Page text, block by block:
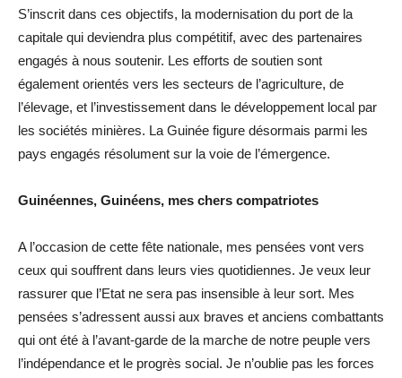
S’inscrit dans ces objectifs, la modernisation du port de la
capitale qui deviendra plus compétitif, avec des partenaires
engagés à nous soutenir. Les efforts de soutien sont
également orientés vers les secteurs de l’agriculture, de
l’élevage, et l’investissement dans le développement local par
les sociétés minières. La Guinée figure désormais parmi les
pays engagés résolument sur la voie de l’émergence.
Guinéennes, Guinéens, mes chers compatriotes
A l’occasion de cette fête nationale, mes pensées vont vers
ceux qui souffrent dans leurs vies quotidiennes. Je veux leur
rassurer que l’Etat ne sera pas insensible à leur sort. Mes
pensées s’adressent aussi aux braves et anciens combattants
qui ont été à l’avant-garde de la marche de notre peuple vers
l’indépendance et le progrès social. Je n’oublie pas les forces